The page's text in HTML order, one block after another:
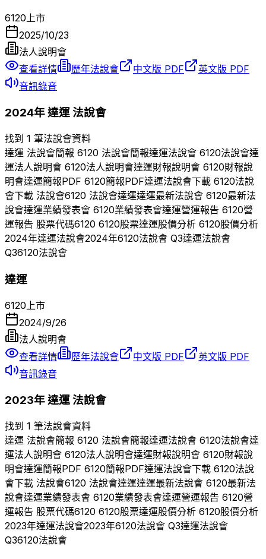
6120 上市
2025/10/23
法人說明會
查看詳情
歷年法說會 中文版 PDF
英文版 PDF
音訊錄音
2024年達運法說會
找到 1 筆法說會資料
達運 法說會簡報 6120 法說會簡報達運法說會 6120法說會達
運法人說明會 6120法人說明會達運財報說明會 6120財報說
明會達運簡報PDF 6120簡報PDF達運法說會下載 6120法說
會下載 法說會6120 法說會達運達運最新法說會 6120最新法
說會達運業績發表會 6120業績發表會達運營運報告 6120營
運報告 股票代碼6120 6120股票達運股價分析 6120股價分析
2024年達運法說會2024年6120法說會 Q3達運法說會
Q36120法說會
達運
6120 上市
2024/9/26
法人說明會
查看詳情
歷年法說會 中文版 PDF
英文版 PDF
音訊錄音
2023年達運法說會
找到 1 筆法說會資料
達運 法說會簡報 6120 法說會簡報達運法說會 6120法說會達
運法人說明會 6120法人說明會達運財報說明會 6120財報說
明會達運簡報PDF 6120簡報PDF達運法說會下載 6120法說
會下載 法說會6120 法說會達運達運最新法說會 6120最新法
說會達運業績發表會 6120業績發表會達運營運報告 6120營
運報告 股票代碼6120 6120股票達運股價分析 6120股價分析
2023年達運法說會2023年6120法說會 Q3達運法說會
Q36120法說會